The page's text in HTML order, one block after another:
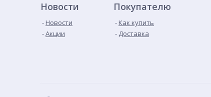
Новости
Новости
Акции
Покупателю
Как купить
Доставка